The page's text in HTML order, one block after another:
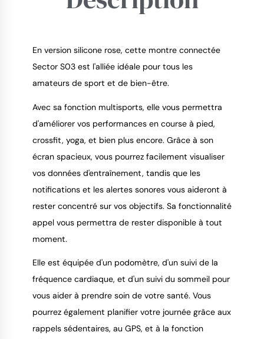
En version silicone rose, cette montre connectée
Sector S03 est l'alliée idéale pour tous les
amateurs de sport et de bien-être.
Avec sa fonction multisports, elle vous permettra
d'améliorer vos performances en course à pied,
crossfit, yoga, et bien plus encore. Grâce à son
écran spacieux, vous pourrez facilement visualiser
vos données d'entraînement, tandis que les
notifications et les alertes sonores vous aideront à
rester concentré sur vos objectifs. Sa fonctionnalité
appel vous permettra de rester disponible à tout
moment.
Elle est équipée d'un podomètre, d'un suivi de la
fréquence cardiaque, et d'un suivi du sommeil pour
vous aider à prendre soin de votre santé. Vous
pourrez également planifier votre journée grâce aux
rappels sédentaires, au GPS, et à la fonction